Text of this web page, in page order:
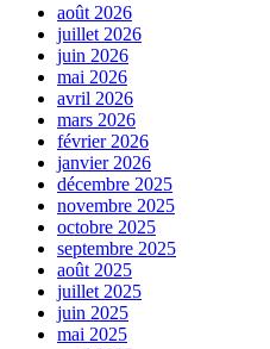
août 2026
juillet 2026
juin 2026
mai 2026
avril 2026
mars 2026
février 2026
janvier 2026
décembre 2025
novembre 2025
octobre 2025
septembre 2025
août 2025
juillet 2025
juin 2025
mai 2025